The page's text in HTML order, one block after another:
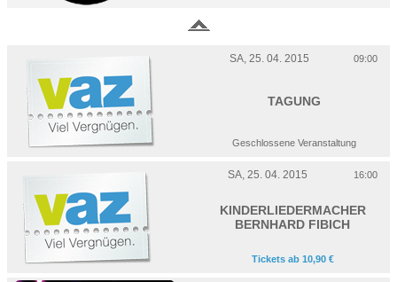
SA, 25. 04. 2015 09:00
TAGUNG
Geschlossene Veranstaltung
SA, 25. 04. 2015 16:00
KINDERLIEDERMACHER
BERNHARD FIBICH
Tickets ab 10,90 €